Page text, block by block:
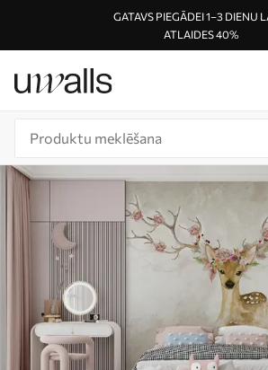
GATAVS PIEGĀDEI 1–3 DIENU
ATLAIDES 40%